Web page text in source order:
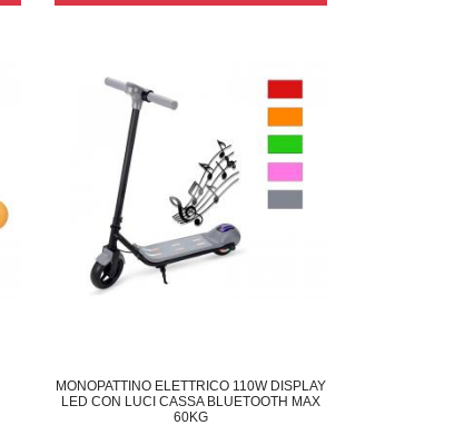
MONOPATTINO ELETTRICO 110W DISPLAY
LED CON LUCI CASSA BLUETOOTH MAX
60KG